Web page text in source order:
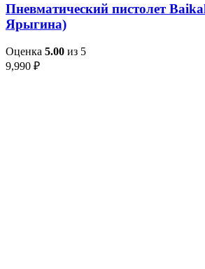
Пневматический пистолет
Ярыгина)
Оценка 5.00 из 5
9,990 ₽